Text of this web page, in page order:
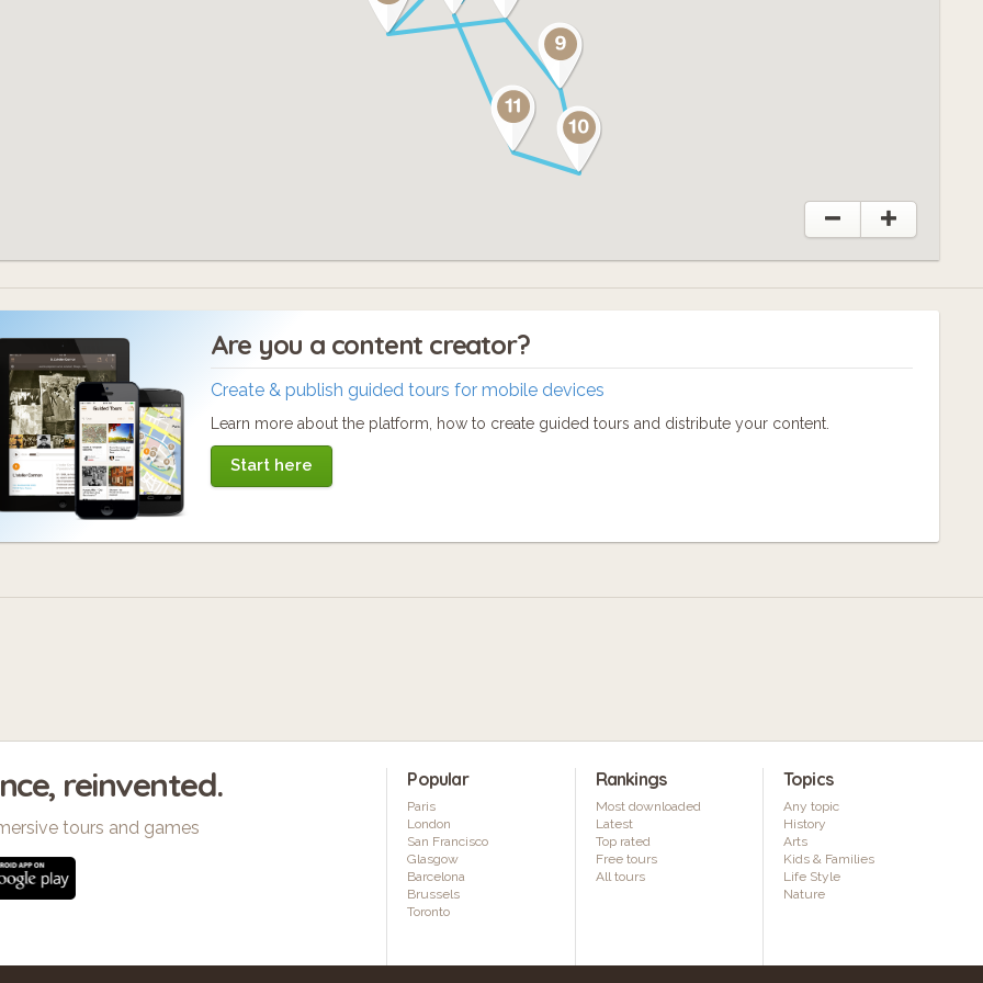
Are you a content creator?
Create & publish guided tours for mobile devices
Learn more about the platform, how to create guided tours and distribute your content.
Start here
reinvented.
tours and games
Popular
Paris
London
San Francisco
Glasgow
Barcelona
Brussels
Toronto
Rankings
Most downloaded
Latest
Top rated
Free tours
All tours
Topics
Any topic
History
Arts
Kids & Families
Life Style
Nature